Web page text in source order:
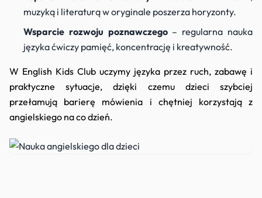
muzyką i literaturą w oryginale poszerza horyzonty.
Wsparcie rozwoju poznawczego– regularna nauka
języka ćwiczy pamięć, koncentrację i kreatywność.
W English Kids Club uczymy języka przez ruch, zabawę i
praktyczne sytuacje, dzięki czemu dzieci szybciej
przełamują barierę mówienia i chętniej korzystają z
angielskiego na co dzień.